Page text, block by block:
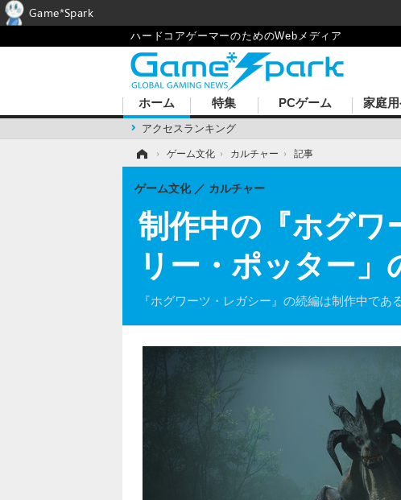
ハードコアゲーマーのためのWebメディア
ホーム
アクセスランキング
特集 PCゲーム 家庭
› ゲーム文化 › カルチャー › 記事
制作中の『ホグワ
リー・ポッター
『ホグワーツ・レガシー』の続編は制作中で
ゲーム文化 カルチャー
Game*Spark